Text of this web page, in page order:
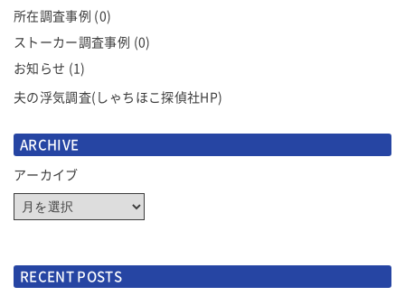
所在調査事例 (0)
ストーカー調査事例 (0)
お知らせ (1)
夫の浮気調査(しゃちほこ探偵社HP)
ARCHIVE
アーカイブ
RECENT POSTS